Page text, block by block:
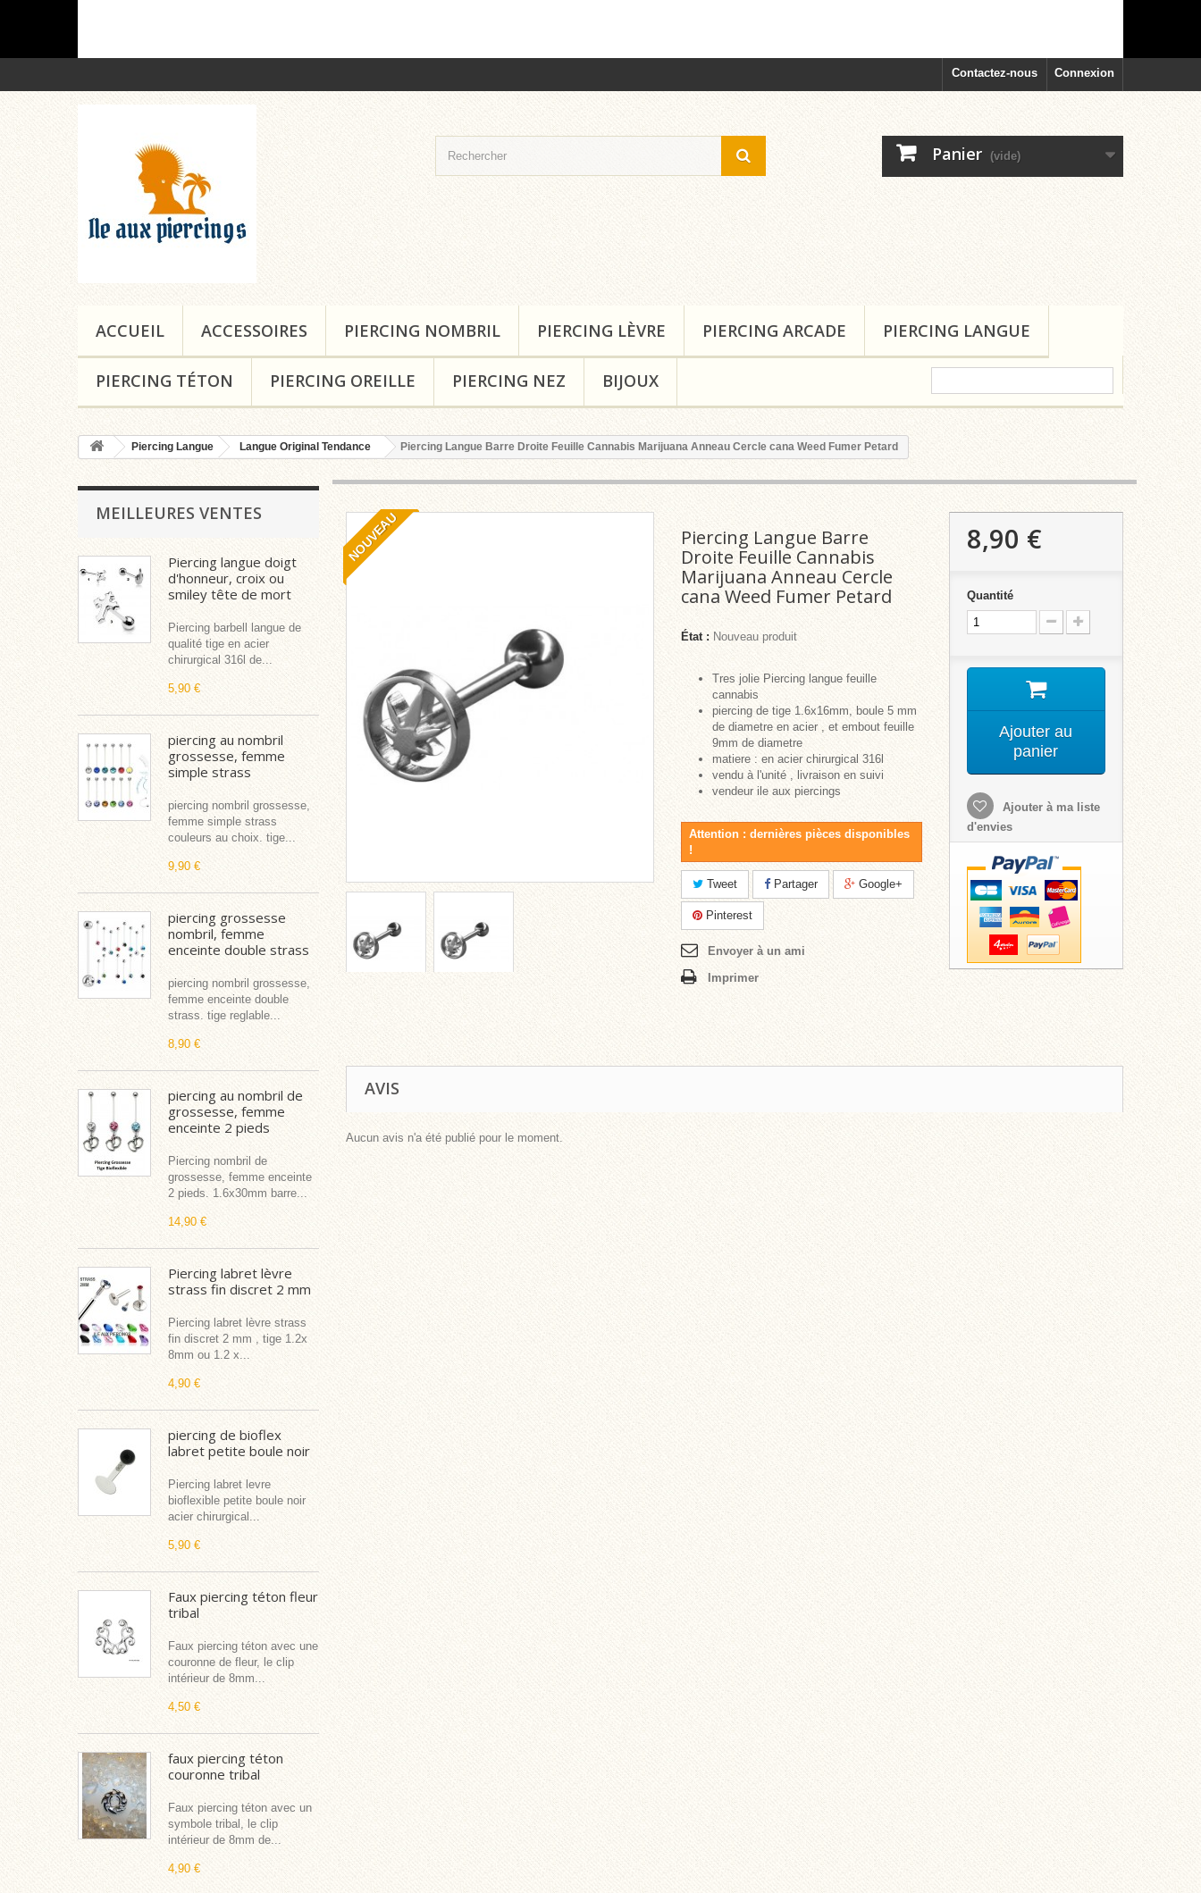
Connexion
Contactez-nous
Panier (vide)
ACCUEIL ACCESSOIRES PIERCING NOMBRIL PIERCING LÈVRE PIERCING ARCADE PIERCING LANGUE
PIERCING TÉTON PIERCING OREILLE PIERCING NEZ BIJOUX
Piercing Langue Langue Original Tendance Piercing Langue Barre Droite Feuille Cannabis Marijuana Anneau Cercle cana Weed Fumer Petard
MEILLEURES VENTES
Piercing langue doigt
d'honneur, croix ou
smiley tête de mort
Piercing barbell langue de
qualité tige en acier
chirurgical 316l de...
5,90 €
piercing au nombril
grossesse, femme
simple strass
piercing nombril grossesse,
femme simple strass
couleurs au choix. tige...
9,90 €
piercing grossesse
nombril, femme
enceinte double strass
piercing nombril grossesse,
femme enceinte double
strass. tige reglable...
8,90 €
piercing au nombril de
grossesse, femme
enceinte 2 pieds
Piercing nombril de
grossesse, femme enceinte
2 pieds. 1.6x30mm barre...
14,90 €
Piercing labret lèvre
strass fin discret 2 mm
Piercing labret lèvre strass
fin discret 2 mm , tige 1.2x
8mm ou 1.2 x...
4,90 €
piercing de bioflex
labret petite boule noir
Piercing labret levre
bioflexible petite boule noir
acier chirurgical...
5,90 €
Faux piercing téton fleur
tribal
Faux piercing téton avec une
couronne de fleur, le clip
intérieur de 8mm...
4,50 €
faux piercing téton
couronne tribal
Faux piercing téton avec un
symbole tribal, le clip
intérieur de 8mm de...
4,90 €
NOUVEAU
Piercing Langue Barre
Droite Feuille Cannabis
Marijuana Anneau Cercle
cana Weed Fumer Petard
État : Nouveau produit
Tres jolie Piercing langue feuille
cannabis
piercing de tige 1.6x16mm, boule 5 mm
de diametre en acier , et embout feuille
9mm de diametre
matiere : en acier chirurgical 316l
vendu à l'unité , livraison en suivi
vendeur ile aux piercings
Attention : dernières pièces disponibles
!
Tweet Partager Google+
Pinterest
Envoyer à un ami
Imprimer
8,90 €
Quantité
Ajouter au
panier
Ajouter à ma liste
d'envies
AVIS
Aucun avis n'a été publié pour le moment.